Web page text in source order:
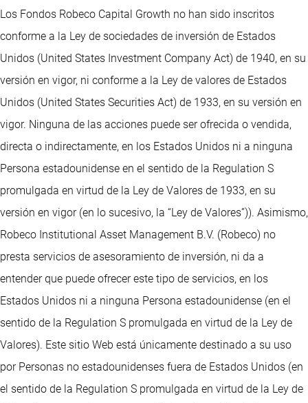
Los Fondos Robeco Capital Growth no han sido inscritos
conforme a la Ley de sociedades de inversión de Estados
Unidos (United States Investment Company Act) de 1940, en su
versión en vigor, ni conforme a la Ley de valores de Estados
Unidos (United States Securities Act) de 1933, en su versión en
vigor. Ninguna de las acciones puede ser ofrecida o vendida,
directa o indirectamente, en los Estados Unidos ni a ninguna
Persona estadounidense en el sentido de la Regulation S
promulgada en virtud de la Ley de Valores de 1933, en su
versión en vigor (en lo sucesivo, la “Ley de Valores”)). Asimismo,
Robeco Institutional Asset Management B.V. (Robeco) no
presta servicios de asesoramiento de inversión, ni da a
entender que puede ofrecer este tipo de servicios, en los
Estados Unidos ni a ninguna Persona estadounidense (en el
sentido de la Regulation S promulgada en virtud de la Ley de
Valores). Este sitio Web está únicamente destinado a su uso
por Personas no estadounidenses fuera de Estados Unidos (en
el sentido de la Regulation S promulgada en virtud de la Ley de